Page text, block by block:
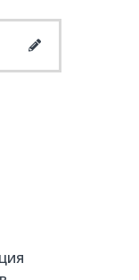
Search